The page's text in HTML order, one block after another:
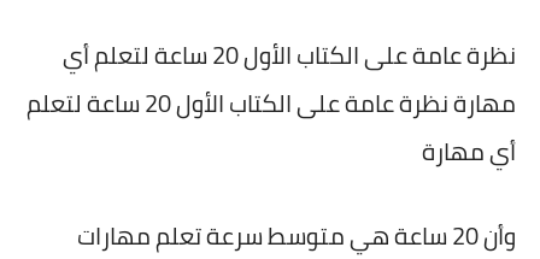
نظرة عامة على الكتاب الأول 20 ساعة لتعلم أي
مهارة نظرة عامة على الكتاب الأول 20 ساعة لتعلم
أي مهارة
وأن 20 ساعة هي متوسط سرعة تعلم مهارات